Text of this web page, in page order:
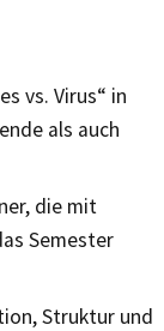
vs. Virus“ in
als auch
die mit
Semester
Struktur und